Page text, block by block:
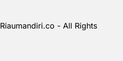
Riaumandiri.co - All Rights